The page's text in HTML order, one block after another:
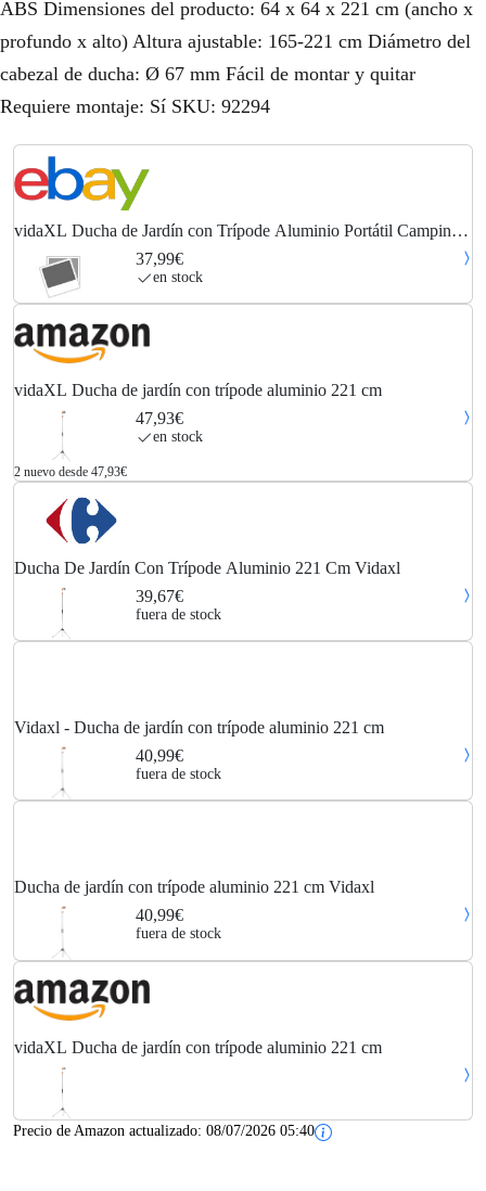
ABS Dimensiones del producto: 64 x 64 x 221 cm (ancho x
profundo x alto) Altura ajustable: 165-221 cm Diámetro del
cabezal de ducha: Ø 67 mm Fácil de montar y quitar
Requiere montaje: Sí SKU: 92294
vidaXL Ducha de Jardín con Trípode Aluminio Portátil Camping
37,99€
en stock
vidaXL Ducha de jardín con trípode aluminio 221 cm
47,93€
en stock
2 nuevo desde 47,93€
Ducha De Jardín Con Trípode Aluminio 221 Cm Vidaxl
39,67€
fuera de stock
Vidaxl - Ducha de jardín con trípode aluminio 221 cm
40,99€
fuera de stock
Ducha de jardín con trípode aluminio 221 cm Vidaxl
40,99€
fuera de stock
vidaXL Ducha de jardín con trípode aluminio 221 cm
Precio de Amazon actualizado: 08/07/2026 05:40